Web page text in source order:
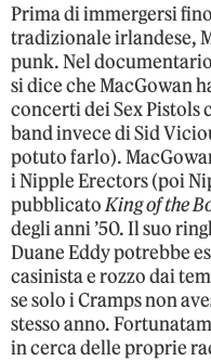
Prima di immergersi
tradizionale irlandese,
punk. Nel
si dice che MacGowan
concerti dei Sex Pistols
band invece di Sid
potuto farlo).
i Nipple Erectors (poi
pubblicatoKing of the
degli anni ’50. Il suo
Duane Eddy potrebbe
casinista e rozzo dai
se solo i Cramps non
stesso anno.
in cerca delle proprie